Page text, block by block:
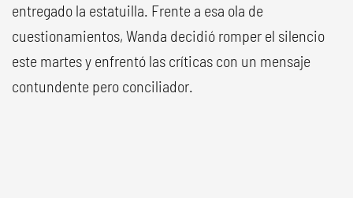
entregado la estatuilla. Frente a esa ola de
cuestionamientos, Wanda decidió romper el silencio
este martes y enfrentó las críticas con un mensaje
contundente pero conciliador.